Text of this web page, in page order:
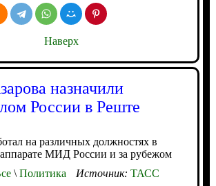
Наверх
назначили
России в Реште
на различных должностях в
МИД России и за рубежом
\Политика Источник: ТАСС